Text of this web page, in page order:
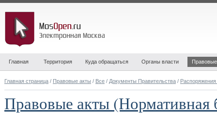
Главная Территория Куда обращаться Органы власти
Главная страница / Правовые акты / Все / Документы Правительства /
Правовые акты (Нормативная